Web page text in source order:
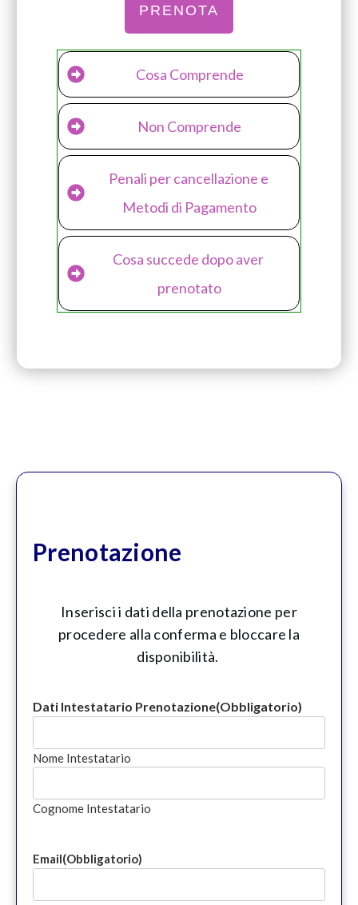
PRENOTA
Cosa Comprende
Non Comprende
Penali per cancellazione e
Metodi di Pagamento
Cosa succede dopo aver
prenotato
Prenotazione
Inserisci i dati della prenotazione per
procedere alla conferma e bloccare la
disponibilità.
Dati Intestatario Prenotazione(Obbligatorio)
Nome Intestatario
Cognome Intestatario
Email(Obbligatorio)